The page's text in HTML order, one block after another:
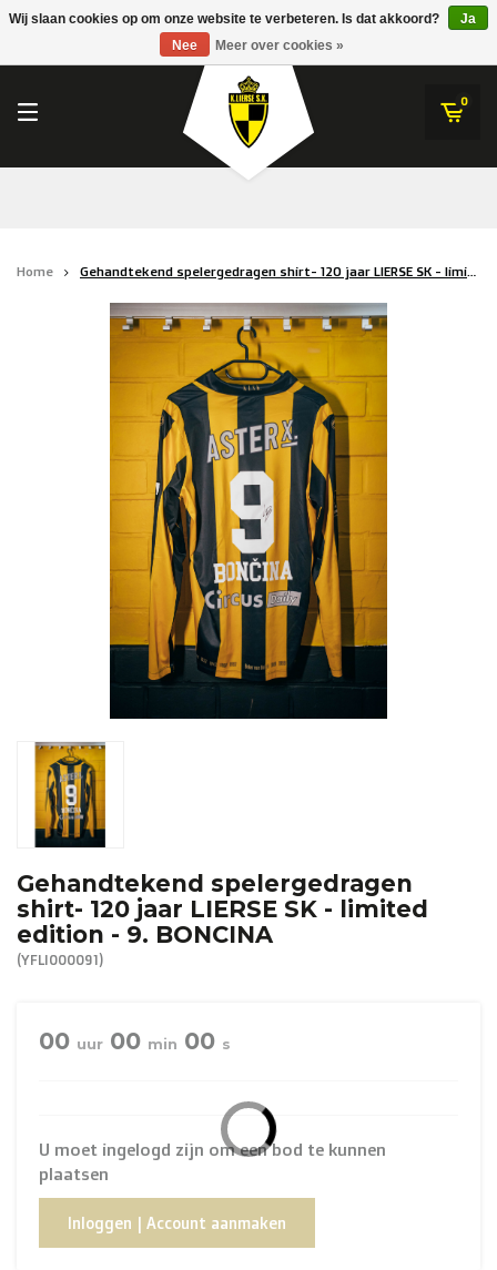
K.Lierse S.K.
Alpecin Premier Tech /Fenix Premier Tech
Thierry Neuville
R. EV - Remco Evenepoel
Workout Buddies
R. EV - Remco Evenepoel
Veilingen
Afgelopen veilingen
0
Home Gehandtekend spelergedragen shirt- 120 jaar LIERSE SK - limited edition - 9. BONCINA
Gehandtekend spelergedragen
shirt- 120 jaar LIERSE SK - limited
edition - 9. BONCINA
(YFLI000091)
00 uur 00 min 00 s
U moet ingelogd zijn om een bod te kunnen
plaatsen
Inloggen | Account aanmaken
Wij slaan cookies op om onze website te verbeteren. Is dat akkoord?
Ja
Nee
Meer over cookies »